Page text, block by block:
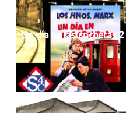
Un día en las cocheras 2